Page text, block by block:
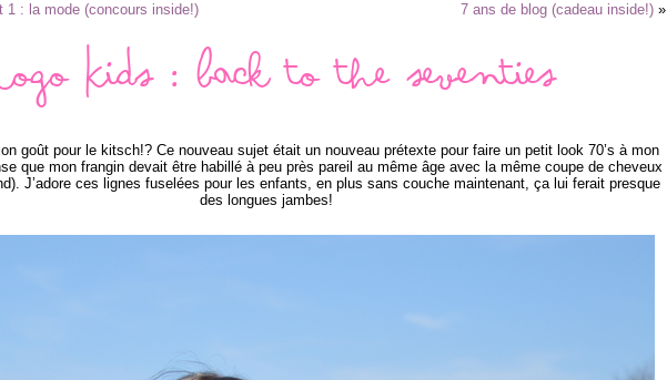
1 : la mode (concours inside!) 7 ans de blog (cadeau inside!) »
Kids : Back to the seventies
goût pour le kitsch!? Ce nouveau sujet était un nouveau prétexte pour faire un petit look 70’s à mon
que mon frangin devait être habillé à peu près pareil au même âge avec la même coupe de cheveux
J’adore ces lignes fuselées pour les enfants, en plus sans couche maintenant, ça lui ferait presque
des longues jambes!